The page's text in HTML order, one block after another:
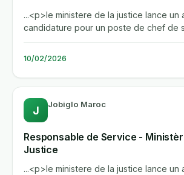
...<p>le ministere de la justice lance un
candidature pour un poste de chef de
poste de...
10/02/2026
J Jobiglo Maroc
Responsable de Service -
Justice
...<p>le ministere de la justice lance un